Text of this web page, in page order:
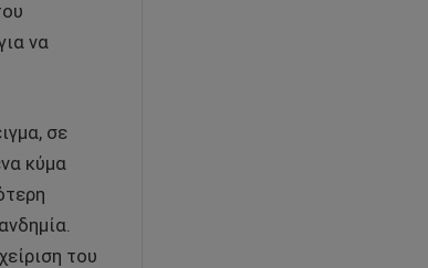
να
σε
κύμα
του